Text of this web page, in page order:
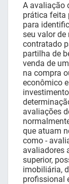
A avaliação
prática feita
para
seu valor de
contratado
partilha de
venda de
na compra
econômico
avaliações
que atuam
como -
avaliadores
superior,
imobiliária,
profissional